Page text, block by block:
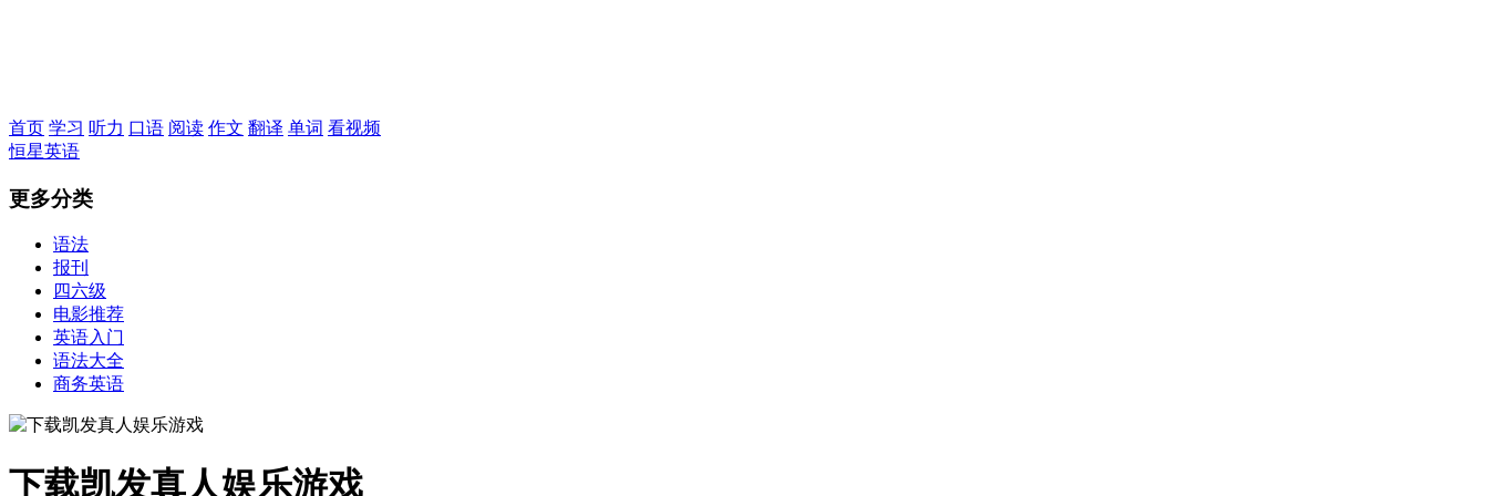
首页 学习 听力 口语 阅读 作文 翻译 单词 看视频
恒星英语
更多分类
语法
报刊
四六级
电影推荐
英语入门
语法大全
商务英语
下载凯发真人娱乐游戏